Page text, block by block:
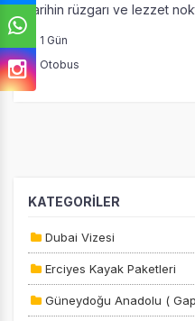
Çerez
Daha fazla bilgi için
Zorunlu Çerezler
1 Gün
Otobus
KATEGORİLER
Dubai Vizesi
Erciyes Kayak Paketleri
Güneydoğu Anadolu (